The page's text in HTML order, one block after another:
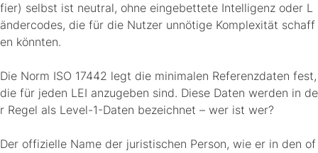
fier) selbst ist neutral, ohne eingebettete Intelligenz oder L
ändercodes, die für die Nutzer unnötige Komplexität schaff
en könnten.
Die Norm ISO 17442 legt die minimalen Referenzdaten fest,
die für jeden LEI anzugeben sind. Diese Daten werden in de
r Regel als Level-1-Daten bezeichnet – wer ist wer?
Der offizielle Name der juristischen Person, wie er in den of